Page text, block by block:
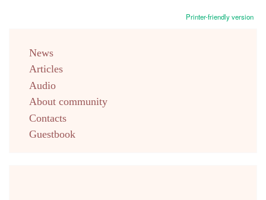
Printer-friendly version
english
News
Articles
Audio
About community
Contacts
Guestbook